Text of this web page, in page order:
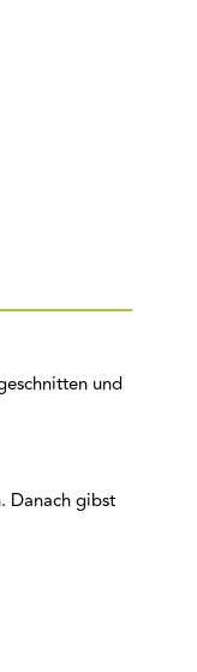
und
Danach gibst